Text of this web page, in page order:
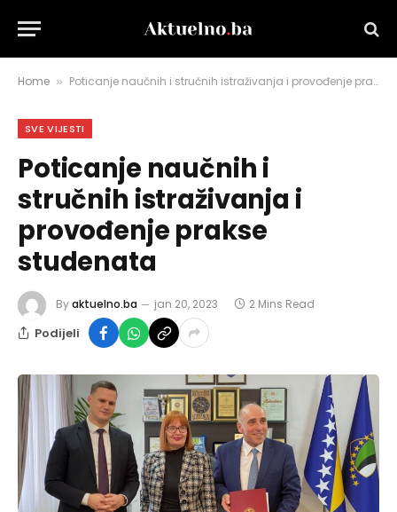
Home » Poticanje naučnih i stručnih istraživanja i provođenje prakse studenata
SVE VIJESTI
Poticanje naučnih i
stručnih istraživanja i
provođenje prakse
studenata
Byaktuelno.ba jan 20, 2023 2 Mins Read
Podijeli